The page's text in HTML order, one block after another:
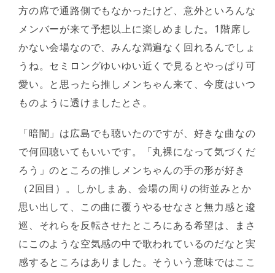
方の席で通路側でもなかったけど、意外といろんな
メンバーが来て予想以上に楽しめました。1階席し
かない会場なので、みんな満遍なく回れるんでしょ
うね。セミロングゆいゆい近くで見るとやっぱり可
愛い。と思ったら推しメンちゃん来て、今度はいつ
ものように透けましたとさ。
「暗闇」は広島でも聴いたのですが、好きな曲なの
で何回聴いてもいいです。「丸裸になって気づくだ
ろう」のところの推しメンちゃんの手の形が好き
（2回目）。しかしまあ、会場の周りの街並みとか
思い出して、この曲に覆うやるせなさと無力感と逡
巡、それらを反転させたところにある希望は、まさ
にこのような空気感の中で歌われているのだなと実
感するところはありました。そういう意味ではここ